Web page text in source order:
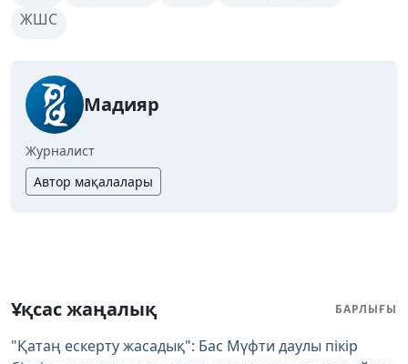
ЖШС
Мадияр
Журналист
Автор мақалалары
Ұқсас жаңалық БАРЛЫҒЫ
"Қатаң ескерту жасадық": Бас Мүфти даулы пікір